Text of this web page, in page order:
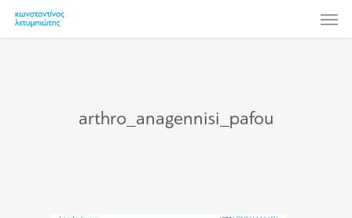
main
arthro_anagennisi_pafou